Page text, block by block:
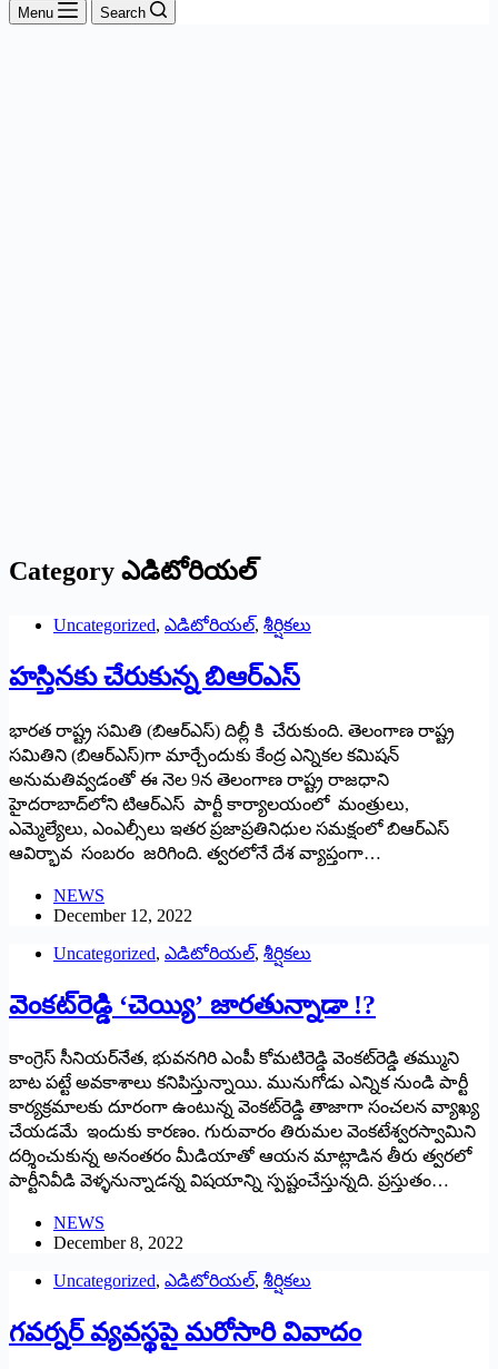
Menu Search
Category ఎడిటోరియల్
Uncategorized, ఎడిటోరియల్, శీర్షికలు
హస్తినకు చేరుకున్న బిఆర్‌ఎస్‌
భారత రాష్ట్ర సమితి (బిఆర్‌ఎస్‌) ‌దిల్లీ కి చేరుకుంది. తెలంగాణ రాష్ట్ర
సమితిని (బిఆర్‌ఎస్‌)‌గా మార్చేందుకు కేంద్ర ఎన్నికల కమిషన్‌
అనుమతివ్వడంతో ఈ నెల 9న తెలంగాణ రాష్ట్ర రాజధాని
హైదరాబాద్‌లోని టిఆర్‌ఎస్‌ ‌పార్టీ కార్యాలయంలో మంత్రులు,
ఎమ్మెల్యేలు, ఎంఎల్సీలు ఇతర ప్రజాప్రతినిధుల సమక్షంలో బిఆర్‌ఎస్‌
ఆవిర్భావ సంబరం జరిగింది. త్వరలోనే దేశ వ్యాప్తంగా…
NEWS
December 12, 2022
Uncategorized, ఎడిటోరియల్, శీర్షికలు
‌వెంకట్‌రెడ్డి ‘చెయ్యి’ జారతున్నాడా !?
కాంగ్రెస్‌ ‌సీనియర్‌నేత, భువనగిరి ఎంపీ కోమటిరెడ్డి వెంకట్‌రెడ్డి తమ్ముని
బాట పట్టే అవకాశాలు కనిపిస్తున్నాయి. మునుగోడు ఎన్నిక నుండి పార్టీ
కార్యక్రమాలకు దూరంగా ఉంటున్న వెంకట్‌రెడ్డి తాజాగా సంచలన వ్యాఖ్య
చేయడమే ఇందుకు కారణం. గురువారం తిరుమల వెంకటేశ్వరస్వామిని
దర్శించుకున్న అనంతరం మీడియాతో ఆయన మాట్లాడిన తీరు త్వరలో
పార్టీనివీడి వెళ్ళనున్నాడన్న విషయాన్ని స్పష్టంచేస్తున్నది. ప్రస్తుతం…
NEWS
December 8, 2022
Uncategorized, ఎడిటోరియల్, శీర్షికలు
గవర్నర్‌ ‌వ్యవస్థపై మరోసారి వివాదం